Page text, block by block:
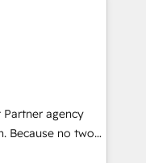
in your
at RevOps,
sales &
and building
through Account-
other tactics.
to deploy
agency
Because no two
offer a